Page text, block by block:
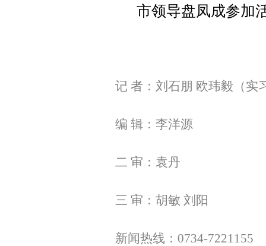
市领导盘凤成参加
记 者：刘石朋 欧玮毅（实
编 辑：李洋源
二 审：袁丹
三 审：胡敏 刘阳
新闻热线：0734-7221155